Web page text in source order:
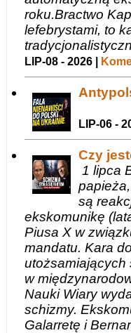
roku.Bractwo
lefebrystami, to
LIP-08 - 2026 |
LIP-06 -
Czy
1 lipca
są
ekskomunikę
Piusa X w
mandatu. Kara
utożsamiających
w
Nauki Wiary
schizmy.
Galarretę i